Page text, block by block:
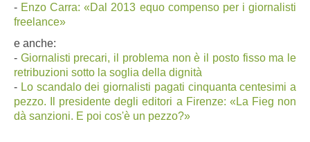
- Enzo Carra:«Dal 2013 equo compenso per i giornalisti
freelance»
e anche:
- Giornalisti precari, il problema non è il posto fisso ma le
retribuzioni sotto la soglia della dignità
- Lo scandalo dei giornalisti pagati cinquanta centesimi a
pezzo. Il presidente degli editori a Firenze: «La Fieg non
dà sanzioni. E poi cos'è un pezzo?»